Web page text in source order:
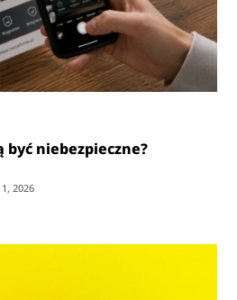
być niebezpieczne?
2026